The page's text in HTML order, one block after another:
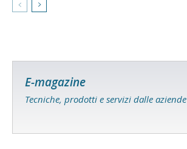
E-magazine
Tecniche, prodotti e servizi dalle aziende